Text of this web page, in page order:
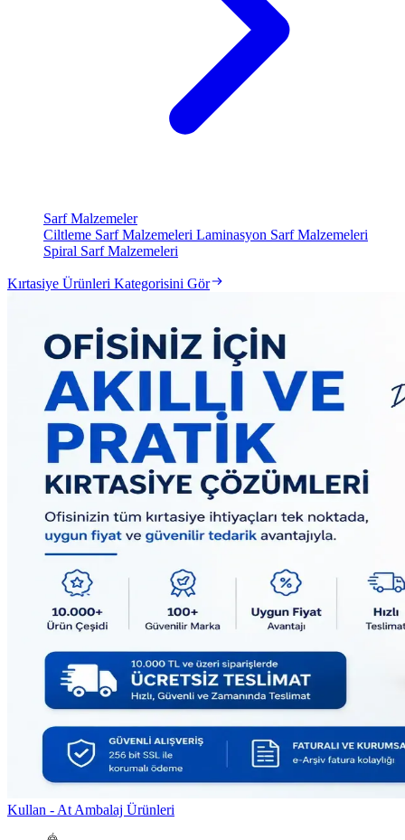
Sarf Malzemeler
Ciltleme Sarf Malzemeleri Laminasyon Sarf Malzemeleri
Spiral Sarf Malzemeleri
Kırtasiye Ürünleri Kategorisini Gör
Kullan - At Ambalaj Ürünleri